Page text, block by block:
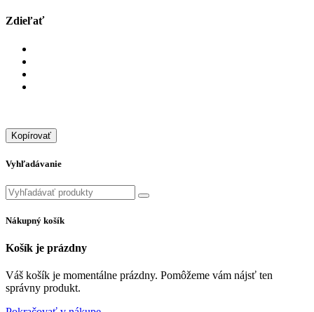
Zdieľať
Kopírovať
Vyhľadávanie
Nákupný košík
Košík je prázdny
Váš košík je momentálne prázdny. Pomôžeme vám nájsť ten
správny produkt.